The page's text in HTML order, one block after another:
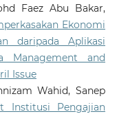
Faez Abu Bakar,
Ekonomi
daripada Aplikasi
Management and
Issue
Wahid, Sanep
Institusi Pengajian